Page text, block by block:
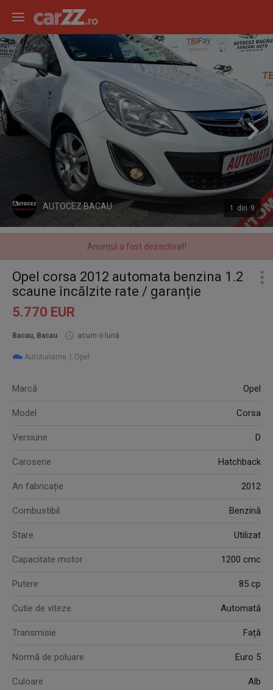
1 din 9
Anunțul a fost dezactivat!
AUTOCEZ BACAU
Opel corsa 2012 automata benzina 1.2
scaune încălzite rate / garanție
5.770 EUR
Bacau, Bacau acum o lună
Autoturisme Opel
Marcă Opel
Model Corsa
Versiune D
Caroserie Hatchback
An fabricație 2012
Combustibil Benzină
Stare Utilizat
Capacitate motor 1200 cmc
Putere 85 cp
Cutie de viteze Automată
Transmisie Față
Normă de poluare Euro 5
Culoare Alb